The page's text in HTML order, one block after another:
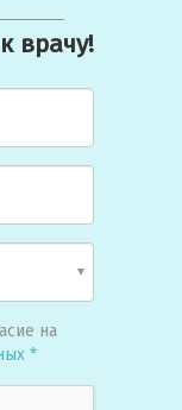
врачу!
на
*